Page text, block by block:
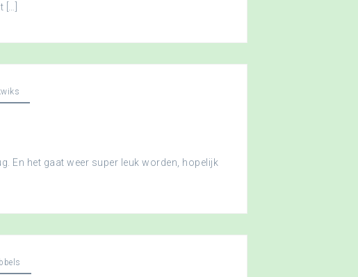
En het gaat weer super leuk worden, hopelijk